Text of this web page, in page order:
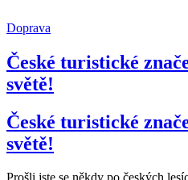
Doprava
České turistické
světě!
České turistické
světě!